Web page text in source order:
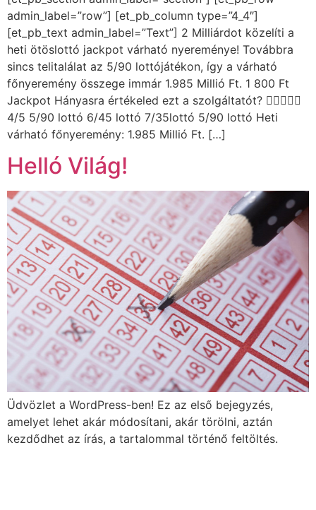
admin_label=”row”] [et_pb_column type=”4_4″]
[et_pb_text admin_label=”Text”] 2 Milliárdot közelíti a
heti ötöslottó jackpot várható nyereménye! Továbbra
sincs telitalálat az 5/90 lottójátékon, így a várható
főnyeremény összege immár 1.985 Millió Ft. 1 800 Ft
Jackpot Hányasra értékeled ezt a szolgáltatót? 
4/5 5/90 lottó 6/45 lottó 7/35lottó 5/90 lottó Heti
várható főnyeremény: 1.985 Millió Ft. […]
Helló Világ!
Üdvözlet a WordPress-ben! Ez az első bejegyzés,
amelyet lehet akár módosítani, akár törölni, aztán
kezdődhet az írás, a tartalommal történő feltöltés.